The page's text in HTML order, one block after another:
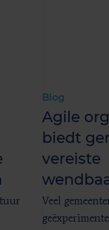
Blog
Agile
biedt
vereiste
Veel